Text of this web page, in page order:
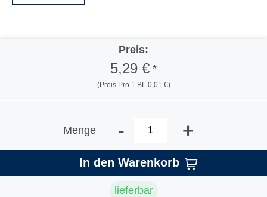
Preis:
5,29 € *
(Preis Pro 1 BL 0,01 €)
Menge - +
In den Warenkorb
lieferbar